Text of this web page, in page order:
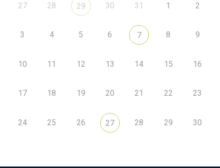
27 28 29 30 31 1 2
3 4 5 6 7 8 9
10 11 12 13 14 15 16
17 18 19 20 21 22 23
24 25 26 27 28 29 30